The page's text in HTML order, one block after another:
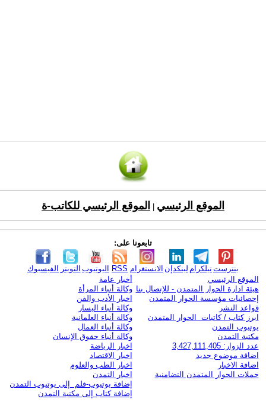
الموقع الرئيسي الموقع الرئيسي للكاتب-ة
تابعونا على:
الفيسبوك التويتر اليوتيوب RSS الانستغرام لينكدإن تيلكرامبنترست
الموقع الرئيسي
هيئة ادارة الحوار المتمدن - للإتصال بنا
إحصائيات مؤسسة الحوار المتمدن
قواعد النشر
ابرز كتاب / كاتبات الحوار المتمدن
يوتيوب التمدن
مكتبة التمدن
عدد الزوار: 3,427,111,405
اضافة موضوع جديد
اضافة الاخبار
حملات الحوار المتمدن التضامنية
أخبار عامة
وكالة أنباء المرأة
اخبار الأدب والفن
وكالة أنباء اليسار
وكالة أنباء العلمانية
وكالة أنباء العمال
وكالة أنباء حقوق الإنسان
اخبار الرياضة
اخبار الاقتصاد
اخبار الطب والعلوم
اخبار التمدن
إضافة يوتيوب-فلم إلى يوتيوب التمدن
إضافة كتاب إلى مكتبة التمدن